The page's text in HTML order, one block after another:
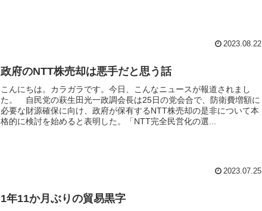
2023.08.22
政府のNTT株売却は悪手だと思う話
こんにちは。カラガラです。今日、こんなニュースが報道されまし
た。 自民党の萩生田光一政調会長は25日の党会合で、防衛費増額に
必要な財源確保に向け、政府が保有するNTT株売却の是非について本
格的に検討を始めると表明した。「NTT完全民営化の選...
2023.07.25
1年11か月ぶりの貿易黒字